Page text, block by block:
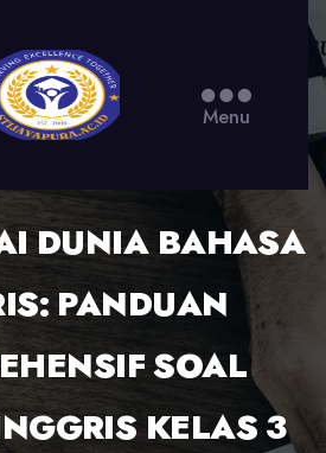
Menu
DUNIA BAHASA
PANDUAN
SOAL
KELAS 3